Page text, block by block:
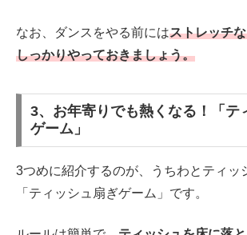
なお、ダンスをやる前にはストレッチ
しっかりやっておきましょう。
3、お年寄りでも熱くなる！「テ
ゲーム」
3つめに紹介するのが、うちわとティッ
「ティッシュ扇ぎゲーム」です。